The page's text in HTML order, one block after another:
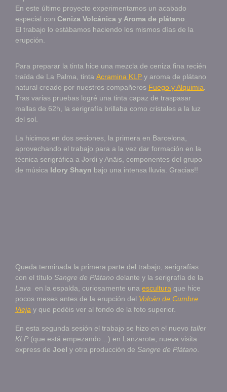
En este último proyecto experimentamos un acabado
especial con Ceniza Volcánica y Aroma de plátano
El trabajo lo estábamos haciendo los mismos días de la
erupción.
Para preparar la tinta hice una mezcla de ceniza fina recién
traída de La Palma, tinta Acramina KLP y aroma de plátano
natural creado por nuestros compañeros Fuego y Alquimia
Tras varias pruebas logré una tinta capaz de traspasar
mallas de 62h, la serigrafía brillaba como cristales a la luz
del sol.
La hicimos en dos sesiones, la primera en Barcelona,
aprovechando el trabajo para a la vez dar formación en la
técnica serigráfica a Jordi y Anäis, componentes del grupo
de música Idory Shayn bajo una intensa lluvia. Gracias!!
Queda terminada la primera parte del trabajo, serigrafías
con el título Sangre de Plátano delante y la serigrafía de la
Lava en la espalda, curiosamente una escultura que hice
pocos meses antes de la erupción del Volcán de Cumbre
Vieja y que podéis ver al fondo de la foto superior.
En esta segunda sesión el trabajo se hizo en el nuevo taller
KLP (que está empezando…) en Lanzarote, nueva visita
express de Joel y otra producción de Sangre de Plátano